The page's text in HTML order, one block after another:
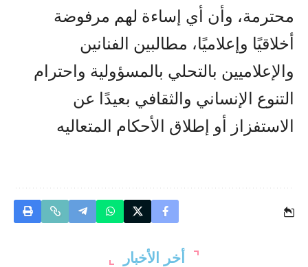
محترمة، وأن أي إساءة لهم مرفوضة
أخلاقيًا وإعلاميًا، مطالبين الفنانين
والإعلاميين بالتحلي بالمسؤولية واحترام
التنوع الإنساني والثقافي بعيدًا عن
الاستفزاز أو إطلاق الأحكام المتعاليه
أخر الأخبار